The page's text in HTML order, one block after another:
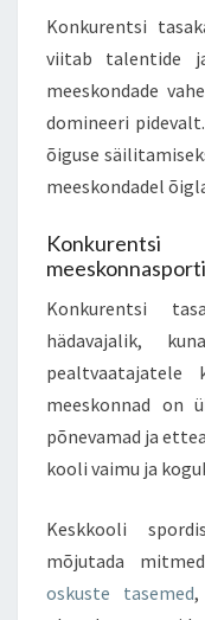
Konkurentsi
viitab talentide
meeskondade
domineeri
õiguse
meeskondadel
Konkurentsi
hädavajalik,
pealtvaatajatele
meeskonnad on
põnevamad ja
kooli vaimu ja
Keskkooli
mõjutada
oskuste tasemed,